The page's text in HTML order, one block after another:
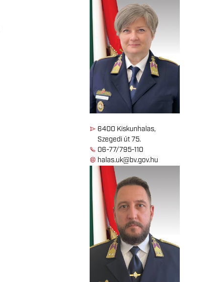
6400 Kiskunhalas,
Szegedi út 75.
06-77/795-110
halas.uk@bv.gov.hu